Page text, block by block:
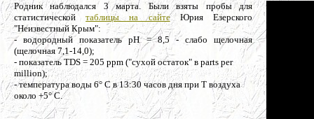
Родник наблюдался 3 марта. Были взяты пробы для
статистическойтаблицы на сайтеЮрия Езерского
"Неизвестный Крым":
- водородный показатель рН = 8,5 - слабо щелочная
(щелочная 7,1-14,0);
- показатель TDS = 205 ppm ("сухой остаток" в parts per
million);
- температура воды 6° C в 13:30 часов дня при Т воздуха
около +5° C.